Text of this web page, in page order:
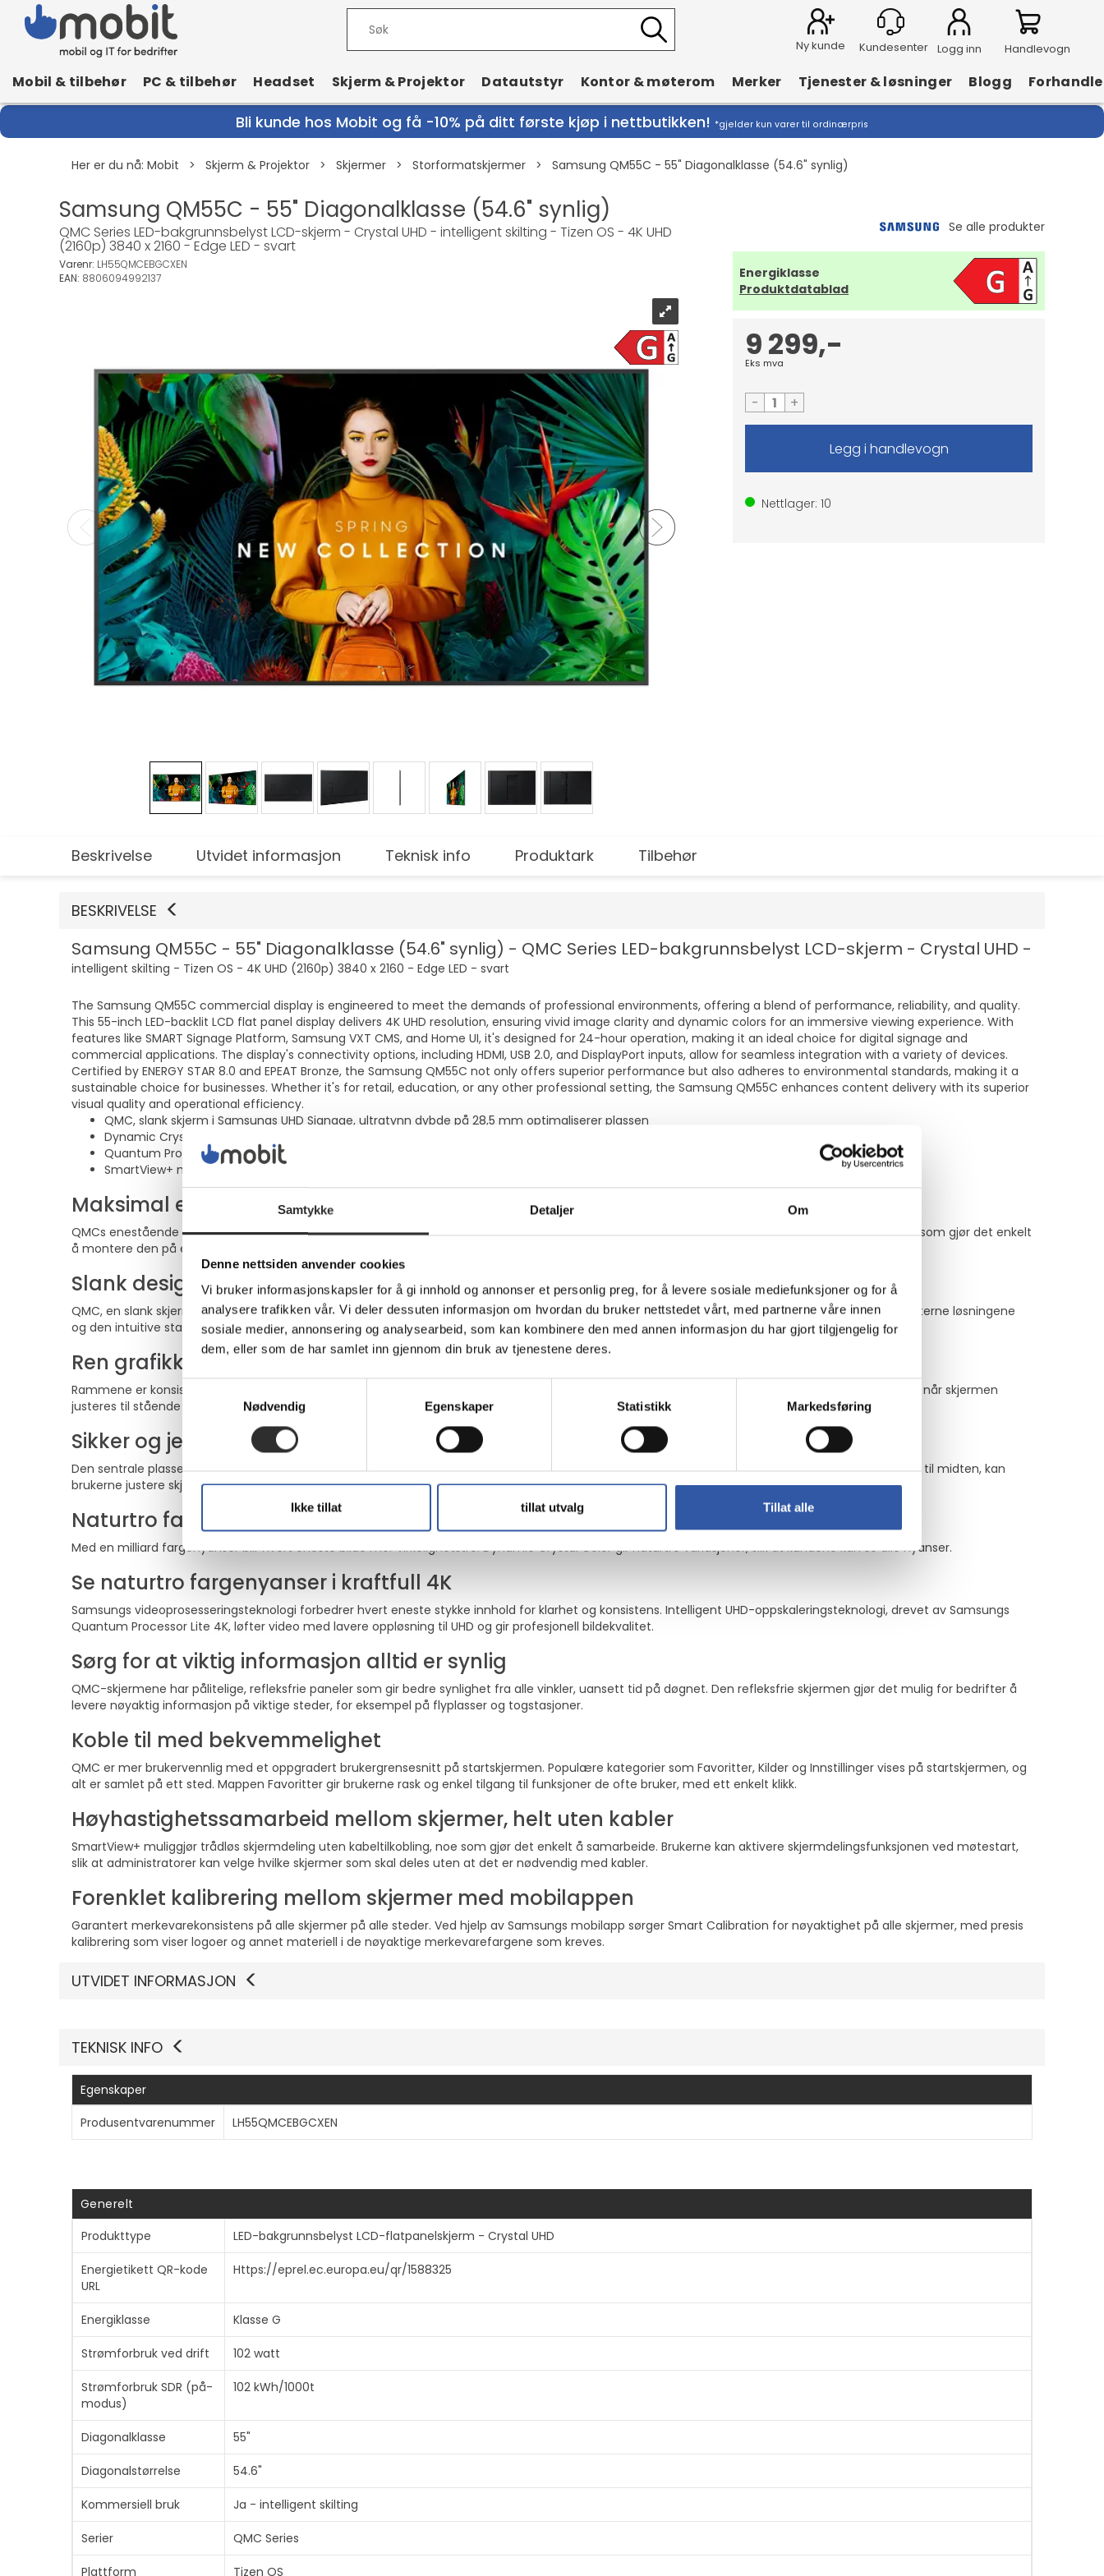
Samtykke Detaljer Om
Denne nettsiden anvender cookies
Vi bruker informasjonskapsler for å gi innhold og annonser et personlig preg, for å levere sosiale mediefunksjoner og for å
analysere trafikken vår. Vi deler dessuten informasjon om hvordan du bruker nettstedet vårt, med partnerne våre innen
sosiale medier, annonsering og analysearbeid, som kan kombinere den med annen informasjon du har gjort tilgjengelig for
dem, eller som de har samlet inn gjennom din bruk av tjenestene deres.
Samtykkevalg
Nødvendig
Egenskaper Statistikk Markedsføring
Ikke tillat tillat utvalg Tillat alle
Ny kunde Logg inn Handlevogn
Mobil & tilbehør PC & tilbehør Headset Skjerm & Projektor Datautstyr Kontor & møterom Merker Tjenester & løsninger Blogg
Bli kunde hos Mobit og få -10% på ditt første kjøp i nettbutikken! *gjelder kun varer til ordinærpris
Her er du nå: Mobit > Skjerm & Projektor > Skjermer > Storformatskjermer > Samsung QM55C - 55" Diagonalklasse (54.6" synlig)
Samsung QM55C - 55" Diagonalklasse (54.6" synlig)
QMC Series LED-bakgrunnsbelyst LCD-skjerm - Crystal UHD - intelligent skilting - Tizen OS - 4K UHD
(2160p) 3840 x 2160 - Edge LED - svart
Varenr: LH55QMCEBGCXEN
EAN: 8806094992137
Energiklasse
Produktdatablad
9 299,-
Eks mva
- +
Nettlager: 10
Beskrivelse Utvidet informasjon Teknisk info Produktark Tilbehør
BESKRIVELSE
Samsung QM55C - 55" Diagonalklasse (54.6" synlig) - QMC Series LED-bakgrunnsbelyst LCD-skjerm - Crystal UHD -
intelligent skilting - Tizen OS - 4K UHD (2160p) 3840 x 2160 - Edge LED - svart
The Samsung QM55C commercial display is engineered to meet the demands of professional environments, offering a blend of performance, reliability, and quality.
This 55-inch LED-backlit LCD flat panel display delivers 4K UHD resolution, ensuring vivid image clarity and dynamic colors for an immersive viewing experience. With
features like SMART Signage Platform, Samsung VXT CMS, and Home UI, it's designed for 24-hour operation, making it an ideal choice for digital signage and
commercial applications. The display's connectivity options, including HDMI, USB 2.0, and DisplayPort inputs, allow for seamless integration with a variety of devices.
Certified by ENERGY STAR 8.0 and EPEAT Bronze, the Samsung QM55C not only offers superior performance but also adheres to environmental standards, making it a
sustainable choice for businesses. Whether it's for retail, education, or any other professional setting, the Samsung QM55C enhances content delivery with its superior
visual quality and operational efficiency.
QMC, slank skjerm i Samsungs UHD Signage, ultratynn dybde på 28,5 mm optimaliserer plassen
Dynamic Crystal Color, over én milliard nyanser, gir en oppslukende visningsopplevelse
Quantum Processor Lite 4K forbedrer innholdet for klarhet og konsistens
SmartView+ muliggjør trådløs skjermdeling og gjør samarbeid enkelt og funksjonelt
Maksimal effekt på minimal plass
QMCs enestående ultratynne dybde på 28,5 mm gjør den til et tynt alternativ i Samsungs UHD-serie. Den er kompatibel med et Slim Fit-veggfeste, som gjør det enkelt
å montere den på et hvilket som helst sted. QMC optimaliserer plassen med sin elegante design som passer sømløst inn i bedriftsmiljøet.
Slank design, fantastisk ytelse
QMC, en slank skjerm i Samsung UHD Signage-serien. Den gir eleganse til bedriftsskjermen samtidig som den maksimerer plassen. De forbedrede interne løsningene
og den intuitive startskjermen gjør den enkel å bruke. Bedrifter i ulike bransjer kan oppnå vekst med QMCs effektivitet og nyskapende design.
Ren grafikk i liggende eller stående modus
Rammene er konsistente og jevne på alle fire sider av skjermen, med samme tykkelse og dimensjoner. Den enhetlige designen gir visuell konsistens når skjermen
justeres til stående modus.
Sikker og jevn montering
Den sentrale plasseringen av VESA-hullene på baksiden av skjermen gjør at vekten fordeles jevnt for sikker montering. Når VESA-hullene nå er flyttet til midten, kan
brukerne justere skjermen til stående modus og samtidig unngå utilsiktet vipping.
Naturtro farger for en ren, oppslukende seeropplevelse
Med en milliard fargenyanser blir hvert eneste bilde mer virkelighetstro. Dynamic Crystal Color gir naturtro variasjoner, slik at kundene kan se alle nyanser.
Se naturtro fargenyanser i kraftfull 4K
Samsungs videoprosesseringsteknologi forbedrer hvert eneste stykke innhold for klarhet og konsistens. Intelligent UHD-oppskaleringsteknologi, drevet av Samsungs
Quantum Processor Lite 4K, løfter video med lavere oppløsning til UHD og gir profesjonell bildekvalitet.
Sørg for at viktig informasjon alltid er synlig
QMC-skjermene har pålitelige, refleksfrie paneler som gir bedre synlighet fra alle vinkler, uansett tid på døgnet. Den refleksfrie skjermen gjør det mulig for bedrifter å
levere nøyaktig informasjon på viktige steder, for eksempel på flyplasser og togstasjoner.
Koble til med bekvemmelighet
QMC er mer brukervennlig med et oppgradert brukergrensesnitt på startskjermen. Populære kategorier som Favoritter, Kilder og Innstillinger vises på startskjermen, og
alt er samlet på ett sted. Mappen Favoritter gir brukerne rask og enkel tilgang til funksjoner de ofte bruker, med ett enkelt klikk.
Høyhastighetssamarbeid mellom skjermer, helt uten kabler
SmartView+ muliggjør trådløs skjermdeling uten kabeltilkobling, noe som gjør det enkelt å samarbeide. Brukerne kan aktivere skjermdelingsfunksjonen ved møtestart,
slik at administratorer kan velge hvilke skjermer som skal deles uten at det er nødvendig med kabler.
Forenklet kalibrering mellom skjermer med mobilappen
Garantert merkevarekonsistens på alle skjermer på alle steder. Ved hjelp av Samsungs mobilapp sørger Smart Calibration for nøyaktighet på alle skjermer, med presis
kalibrering som viser logoer og annet materiell i de nøyaktige merkevarefargene som kreves.
UTVIDET INFORMASJON
TEKNISK INFO
Egenskaper
Produsentvarenummer
LH55QMCEBGCXEN
Generelt
Produkttype
LED-bakgrunnsbelyst LCD-flatpanelskjerm - Crystal UHD
Energietikett QR-kode
URL
Https://eprel.ec.europa.eu/qr/1588325
Energiklasse Klasse G
Strømforbruk ved drift 102 watt
Strømforbruk SDR (på-
modus)
102 kWh/1000t
Diagonalklasse 55"
Diagonalstørrelse 54.6"
Kommersiell bruk Ja - intelligent skilting
Serier QMC Series
Plattform Tizen OS